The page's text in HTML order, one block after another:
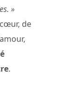
»
de
.